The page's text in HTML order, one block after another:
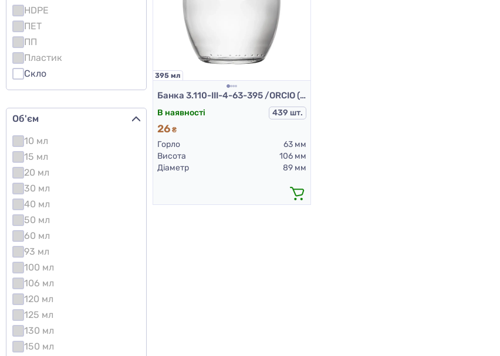
HDPE
ПЕТ
ПП
Пластик
Скло
Об'єм
10 мл
15 мл
20 мл
30 мл
40 мл
50 мл
60 мл
93 мл
100 мл
106 мл
120 мл
125 мл
130 мл
150 мл
395 мл
Банка 3.110-III-4-63-395 /ORCIO (скляна банка 395 мл)
В наявності 439 шт.
26 ₴
Горло
63 мм
Висота
106 мм
Діаметр
89 мм